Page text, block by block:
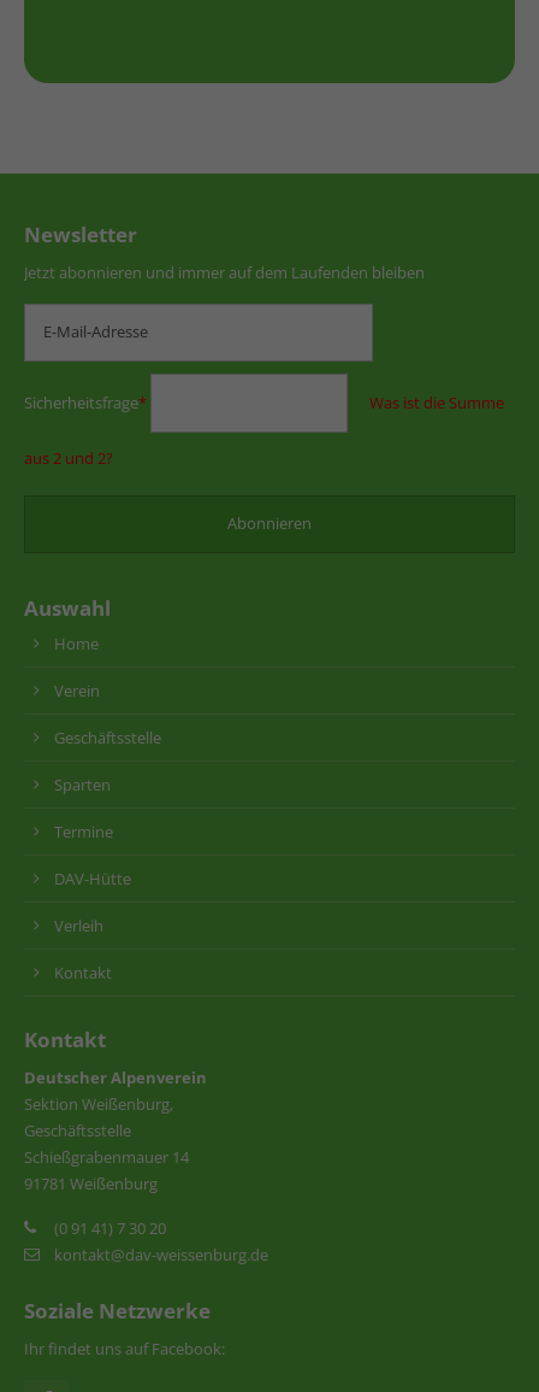
Newsletter
Jetzt abonnieren und immer auf dem Laufenden bleiben
Sicherheitsfrage* Was ist die Summe
aus 2 und 2?
Auswahl
Home
Verein
Geschäftsstelle
Sparten
Termine
DAV-Hütte
Verleih
Kontakt
Kontakt
Deutscher Alpenverein
Sektion Weißenburg,
Geschäftsstelle
Schießgrabenmauer 14
91781 Weißenburg
(0 91 41) 7 30 20
kontakt@dav-weissenburg.de
Soziale Netzwerke
Ihr findet uns auf Facebook: